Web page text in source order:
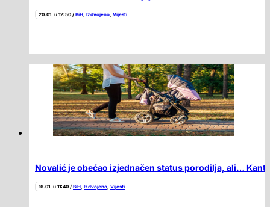
20.01. u 12:50 / BiH, Izdvojeno, Vijesti
Novalić je obećao izjednačen status porodilja, ali…
16.01. u 11:40 / BiH, Izdvojeno, Vijesti